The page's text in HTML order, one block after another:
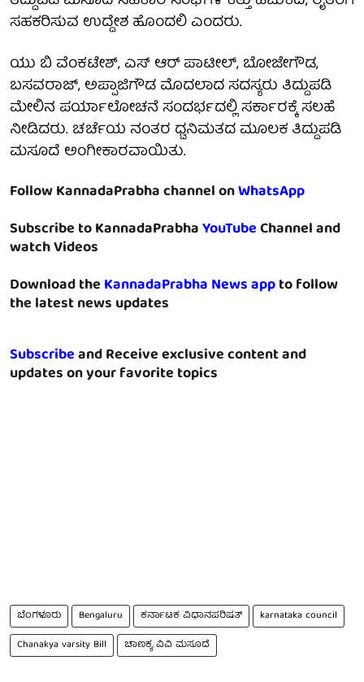
ಸಹಕರಿಸುವ ಉದ್ದೇಶ ಹೊಂದಲಿ ಎಂದರು.
ಯು ಬಿ ವೆಂಕಟೇಶ್, ಎಸ್ ಆರ್ ಪಾಟೀಲ್, ಬೋಜೇಗೌಡ,
ಬಸವರಾಜ್, ಅಪ್ಪಾಜಿಗೌಡ ಮೊದಲಾದ ಸದಸ್ಯರು ತಿದ್ದುಪಡಿ
ಮೇಲಿನ ಪರ್ಯಾಲೋಚನೆ ಸಂದರ್ಭದಲ್ಲಿ ಸರ್ಕಾರಕ್ಕೆ ಸಲಹೆ
ನೀಡಿದರು. ಚರ್ಚೆಯ ನಂತರ ಧ್ವನಿಮತದ ಮೂಲಕ ತಿದ್ದುಪಡಿ
ಮಸೂದೆ ಅಂಗೀಕಾರವಾಯಿತು.
Follow KannadaPrabha channel onWhatsApp
Subscribe to KannadaPrabhaYouTubeChannel and
watch Videos
Download theKannadaPrabha News appto follow
the latest news updates
Subscribeand Receive exclusive content and
updates on your favorite topics
ಬೆಂಗಳೂರು Bengaluru ಕರ್ನಾಟಕ ವಿಧಾನಪರಿಷತ್
karnataka council
Chanakya varsity Bill
ಚಾಣಕ್ಯ ವಿವಿ ಮಸೂದೆ